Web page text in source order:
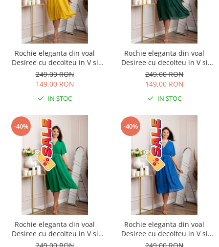
Rochie eleganta din voal
Desiree cu decolteu in V si
curea - Galben
249,00 RON
149,00 RON
IN STOC
Rochie eleganta din voal
Desiree cu decolteu in V si
curea - Verde
249,00 RON
149,00 RON
IN STOC
-40%
Rochie eleganta din voal
Desiree cu decolteu in V si
curea - Verde smarald
-40%
Rochie eleganta din voal
Desiree cu decolteu in V si
curea - Albastru regal